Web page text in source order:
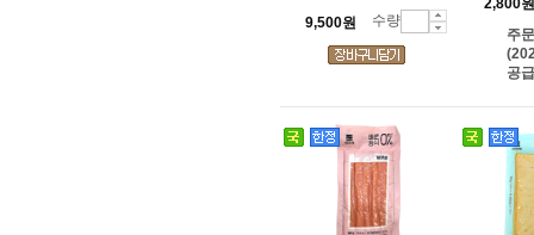
9,500원 수량
2,800원
주
공